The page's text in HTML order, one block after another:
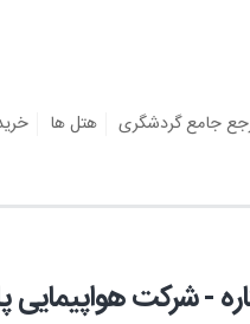
جامع گردشگری هتل ها
کیش هتل 5 ستاره - شرکت